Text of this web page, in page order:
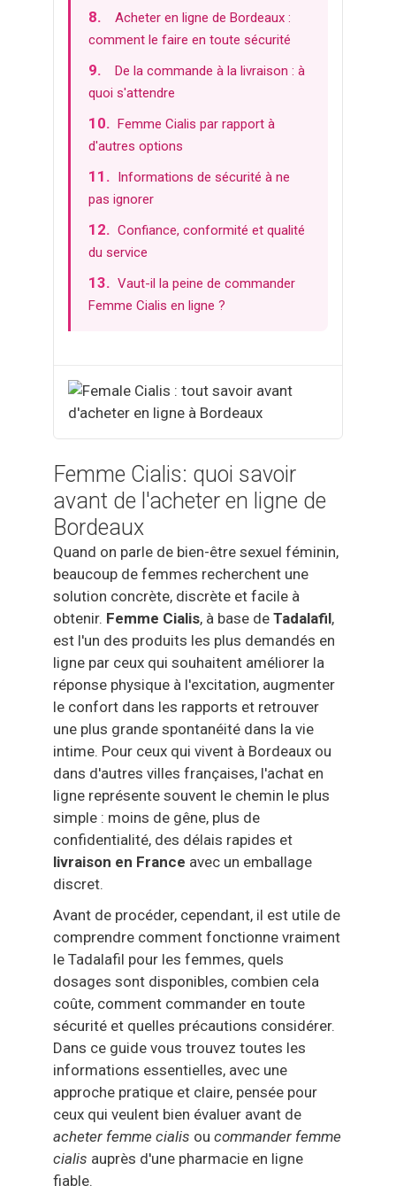
Accutane
Cytotec
Dapoxetine
Xenical
Propecia
Doxycycline
Cenforce
Vidalista
Cialis Soft
Viagra Soft
Cialis Super Active
Cenforce Professional
Viagra Super Active
Kamagra Oral Jelly
Acheter en ligne de Bordeaux :
comment le faire en toute sécurité
De la commande à la livraison : à
quoi s'attendre
Femme Cialis par rapport à
d'autres options
Informations de sécurité à ne
pas ignorer
Confiance, conformité et qualité
du service
Vaut-il la peine de commander
Femme Cialis en ligne ?
Femme Cialis: quoi savoir
avant de l'acheter en ligne de
Bordeaux
Quand on parle de bien-être sexuel féminin,
beaucoup de femmes recherchent une
solution concrète, discrète et facile à
obtenir. Femme Cialis, à base de Tadalafil,
est l'un des produits les plus demandés en
ligne par ceux qui souhaitent améliorer la
réponse physique à l'excitation, augmenter
le confort dans les rapports et retrouver
une plus grande spontanéité dans la vie
intime. Pour ceux qui vivent à Bordeaux ou
dans d'autres villes françaises, l'achat en
ligne représente souvent le chemin le plus
simple : moins de gêne, plus de
confidentialité, des délais rapides et
livraison en France avec un emballage
discret.
Avant de procéder, cependant, il est utile de
comprendre comment fonctionne vraiment
le Tadalafil pour les femmes, quels
dosages sont disponibles, combien cela
coûte, comment commander en toute
sécurité et quelles précautions considérer.
Dans ce guide vous trouvez toutes les
informations essentielles, avec une
approche pratique et claire, pensée pour
ceux qui veulent bien évaluer avant de
acheter femme cialis ou commander femme
cialis auprès d'une pharmacie en ligne
fiable.